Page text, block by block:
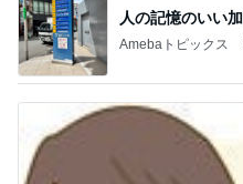
人の記憶のいい
Amebaトピックス